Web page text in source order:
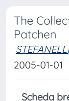
The
Patchen
2005-01-01
Scheda